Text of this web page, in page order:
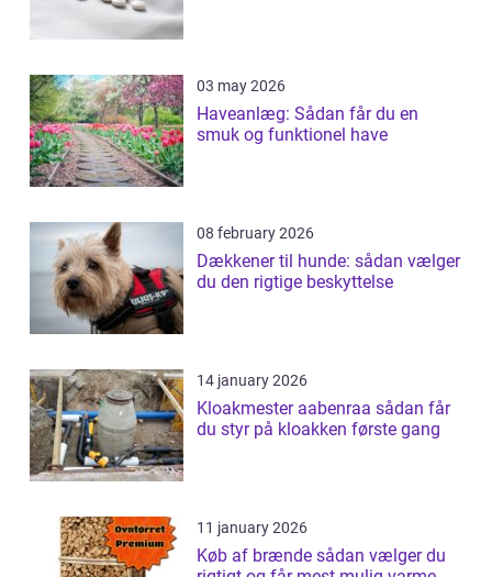
03 may 2026
Haveanlæg: Sådan får du en
smuk og funktionel have
08 february 2026
Dækkener til hunde: sådan vælger
du den rigtige beskyttelse
14 january 2026
Kloakmester aabenraa sådan får
du styr på kloakken første gang
11 january 2026
Køb af brænde sådan vælger du